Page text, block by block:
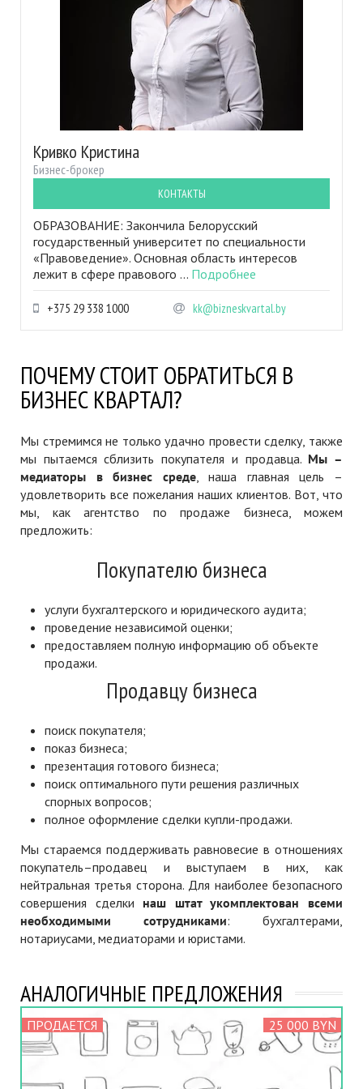
Кривко Кристина
Бизнес-брокер
КОНТАКТЫ
ОБРАЗОВАНИЕ: Закончила Белорусский
государственный университет по специальности
«Правоведение». Основная область интересов
лежит в сфере правового ... Подробнее
+375 29 338 1000 kk@bizneskvartal.by
ПОЧЕМУ СТОИТ ОБРАТИТЬСЯ В
БИЗНЕС КВАРТАЛ?
Мы стремимся не только удачно провести сделку, также
мы пытаемся сблизить покупателя и продавца. Мы –
медиаторы в бизнес среде, наша главная цель –
удовлетворить все пожелания наших клиентов. Вот, что
мы, как агентство по продаже бизнеса, можем
предложить:
Покупателю бизнеса
услуги бухгалтерского и юридического аудита;
проведение независимой оценки;
предоставляем полную информацию об объекте
продажи.
Продавцу бизнеса
поиск покупателя;
показ бизнеса;
презентация готового бизнеса;
поиск оптимального пути решения различных
спорных вопросов;
полное оформление сделки купли-продажи.
Мы стараемся поддерживать равновесие в отношениях
покупатель–продавец и выступаем в них, как
нейтральная третья сторона. Для наиболее безопасного
совершения сделки наш штат укомплектован всеми
необходимыми сотрудниками: бухгалтерами,
нотариусами, медиаторами и юристами.
АНАЛОГИЧНЫЕ ПРЕДЛОЖЕНИЯ
ПРОДАЕТСЯ 25 000 BYN